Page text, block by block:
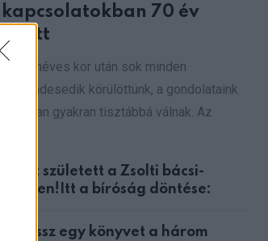
kapcsolatokban 70 év
felett
Hetvenéves kor után sok minden
elcsendesedik körülöttünk, a gondolataink
azonban gyakran tisztábbá válnak. Az
Ítélet született a Zsolti bácsi-
ügyben!Itt a bíróság döntése:
Válassz egy könyvet a három